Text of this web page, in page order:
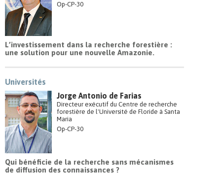
Op-CP-30
L’investissement dans la recherche forestière :
une solution pour une nouvelle Amazonie.
Universités
Jorge Antonio de Farias
Directeur exécutif du Centre de recherche
forestière de l'Université de Floride à Santa
Maria
Op-CP-30
Qui bénéficie de la recherche sans mécanismes
de diffusion des connaissances ?